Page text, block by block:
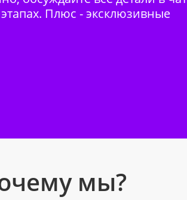
Плюс - эксклюзивные
мы?